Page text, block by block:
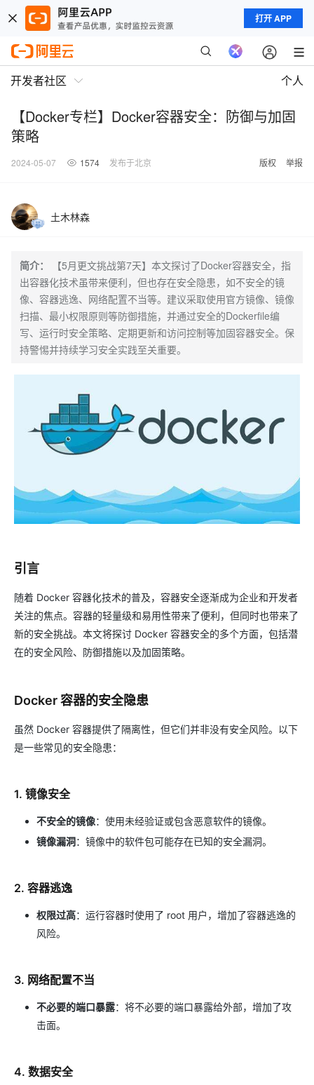
打开 APP
开发者社区 个人
【Docker专栏】Docker容器安全：防御与加固
策略
2024-05-07 1574 发布于北京 版权 举报
土木林森
简介：
【5月更文挑战第7天】本文探讨了Docker容器安全，指
出容器化技术虽带来便利，但也存在安全隐患，如不安全的镜
像、容器逃逸、网络配置不当等。建议采取使用官方镜像、镜像
扫描、最小权限原则等防御措施，并通过安全的Dockerfile编
写、运行时安全策略、定期更新和访问控制等加固容器安全。保
持警惕并持续学习安全实践至关重要。
引言
随着 Docker 容器化技术的普及，容器安全逐渐成为企业和开发者
关注的焦点。容器的轻量级和易用性带来了便利，但同时也带来了
新的安全挑战。本文将探讨 Docker 容器安全的多个方面，包括潜
在的安全风险、防御措施以及加固策略。
Docker 容器的安全隐患
虽然 Docker 容器提供了隔离性，但它们并非没有安全风险。以下
是一些常见的安全隐患：
1. 镜像安全
不安全的镜像：使用未经验证或包含恶意软件的镜像。
镜像漏洞：镜像中的软件包可能存在已知的安全漏洞。
2. 容器逃逸
权限过高：运行容器时使用了 root 用户，增加了容器逃逸的
风险。
3. 网络配置不当
不必要的端口暴露：将不必要的端口暴露给外部，增加了攻
击面。
4. 数据安全